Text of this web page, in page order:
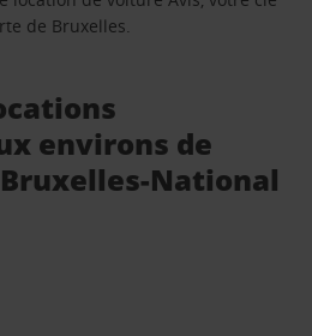
de Bruxelles.
environs de
National